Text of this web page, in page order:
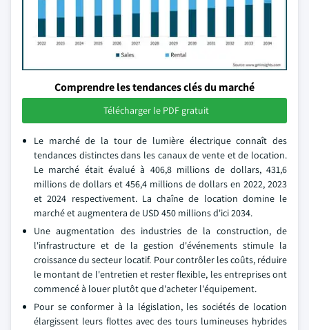
Comprendre les tendances clés du marché
Télécharger le PDF gratuit
Le marché de la tour de lumière électrique connaît des
tendances distinctes dans les canaux de vente et de location.
Le marché était évalué à 406,8 millions de dollars, 431,6
millions de dollars et 456,4 millions de dollars en 2022, 2023
et 2024 respectivement. La chaîne de location domine le
marché et augmentera de USD 450 millions d'ici 2034.
Une augmentation des industries de la construction, de
l'infrastructure et de la gestion d'événements stimule la
croissance du secteur locatif. Pour contrôler les coûts, réduire
le montant de l'entretien et rester flexible, les entreprises ont
commencé à louer plutôt que d'acheter l'équipement.
Pour se conformer à la législation, les sociétés de location
élargissent leurs flottes avec des tours lumineuses hybrides